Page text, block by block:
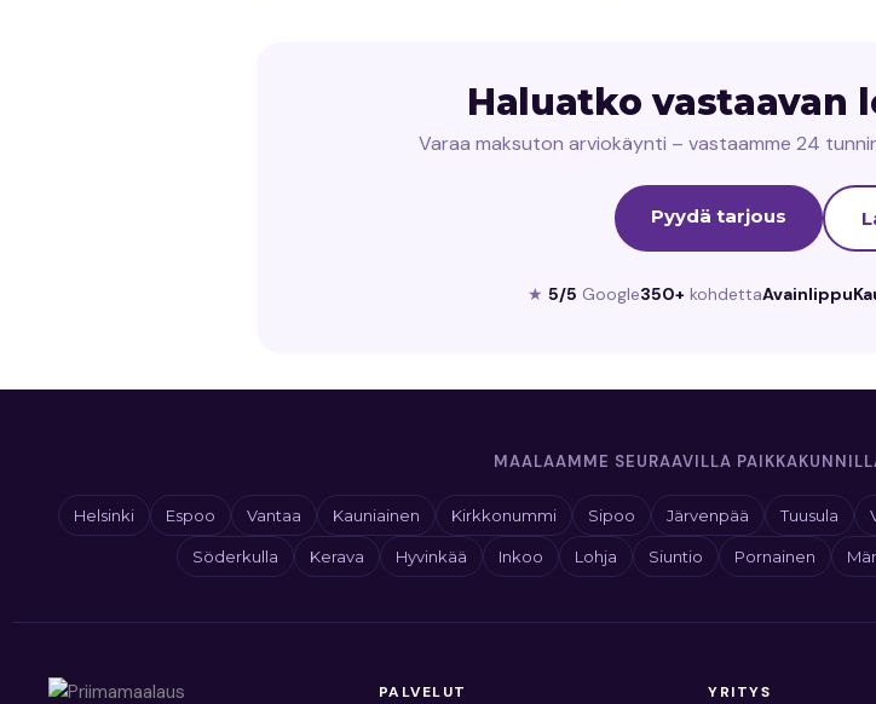
Haluatko vastaavan
Varaa maksuton arviokäynti – vastaamme 24
Pyydä tarjous
★ 5/5 Google350+ kohdettaAvainlippu
MAALAAMME SEURAAVILLA
Helsinki Espoo Vantaa Kauniainen Kirkkonummi Sipoo Järvenpää Tuusula
Söderkulla Kerava Hyvinkää Inkoo Lohja Siuntio Pornainen
PALVELUT YRITYS